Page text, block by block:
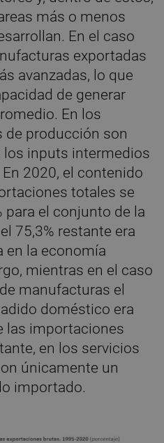
más o menos
En el caso
exportadas
avanzadas, lo que
de generar
En los
de producción son
los inputs intermedios
2020, el contenido
totales se
para el conjunto de la
75,3% restante era
en la economía
mientras en el caso
manufacturas el
doméstico era
las importaciones
en los servicios
únicamente un
importado.